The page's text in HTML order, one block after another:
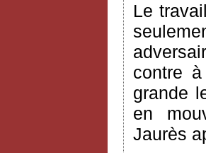
Le
contre
grande
en
Jaurès